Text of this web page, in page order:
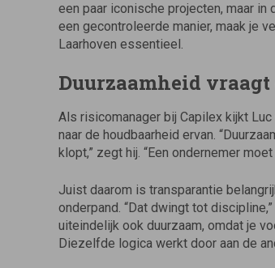
een paar iconische projecten, maar
een gecontroleerde manier, maak je
Laarhoven essentieel.
Duurzaamheid
Als risicomanager bij Capilex kijkt
naar de houdbaarheid ervan.
klopt,” zegt hij. “Een ondernemer
Juist daarom is transparantie
onderpand. “Dat dwingt tot
uiteindelijk ook duurzaam, omdat je
Diezelfde logica werkt door aan de